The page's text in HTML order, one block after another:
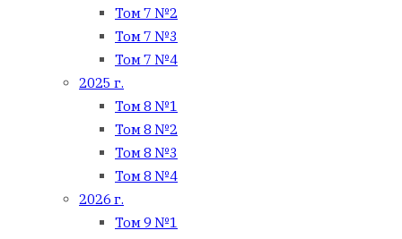
Том 7 №2
Том 7 №3
Том 7 №4
2025 г.
Том 8 №1
Том 8 №2
Том 8 №3
Том 8 №4
2026 г.
Том 9 №1